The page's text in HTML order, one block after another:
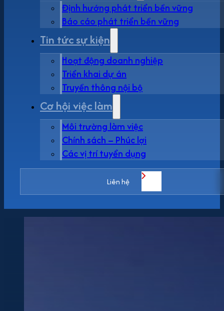
Định hướng phát triển bền vững
Báo cáo phát triển bền vững
Tin tức sự kiện
Hoạt động doanh nghiệp
Triển khai dự án
Truyền thông nội bộ
Cơ hội việc làm
Môi trường làm việc
Chính sách – Phúc lợi
Các vị trí tuyển dụng
Liên hệ